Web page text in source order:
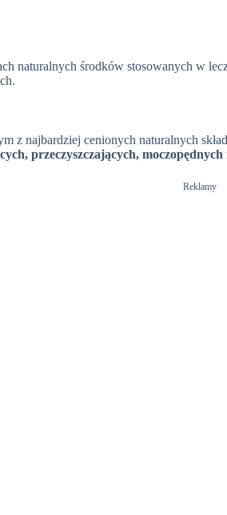
naturalnych środków stosowanych w
z najbardziej cenionych naturalnych
przeczyszczających,
Reklamy